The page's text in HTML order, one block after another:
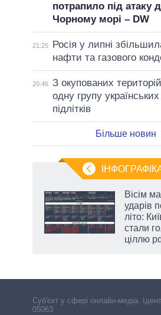
потрапило під атаку
Чорному морі – DW
21:25
Росія у липні
нафти та газового
20:46 З окупованих
одну групу
підлітків
Більше новин
Вісім
ударів
літо:
стали
ціллю
Cуб'єкт у сфері онлайн-медіа.
05063